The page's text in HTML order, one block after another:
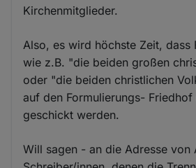
Kirchenmitglieder.
Also, es wird höchste Zeit, dass
wie z.B. "die beiden großen
oder "die beiden christlichen
auf den Formulierungs-
geschickt werden.
Will sagen - an die Adresse von